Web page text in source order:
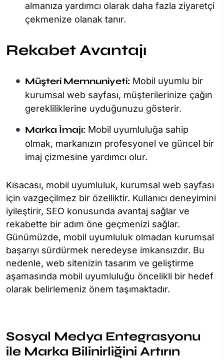
almanıza yardımcı olarak daha fazla ziyaretçi
çekmenize olanak tanır.
Rekabet Avantajı
Müşteri Memnuniyeti: Mobil uyumlu bir
kurumsal web sayfası, müşterilerinize çağın
gerekliliklerine uyduğunuzu gösterir.
Marka İmajı: Mobil uyumluluğa sahip
olmak, markanızın profesyonel ve güncel bir
imaj çizmesine yardımcı olur.
Kısacası, mobil uyumluluk, kurumsal web sayfası
için vazgeçilmez bir özelliktir. Kullanıcı deneyimini
iyileştirir, SEO konusunda avantaj sağlar ve
rekabette bir adım öne geçmenizi sağlar.
Günümüzde, mobil uyumluluk olmadan kurumsal
başarıyı sürdürmek neredeyse imkansızdır. Bu
nedenle, web sitenizin tasarım ve geliştirme
aşamasında mobil uyumluluğu öncelikli bir hedef
olarak belirlemeniz önem taşımaktadır.
Sosyal Medya Entegrasyonu
ile Marka Bilinirliğini Artırın